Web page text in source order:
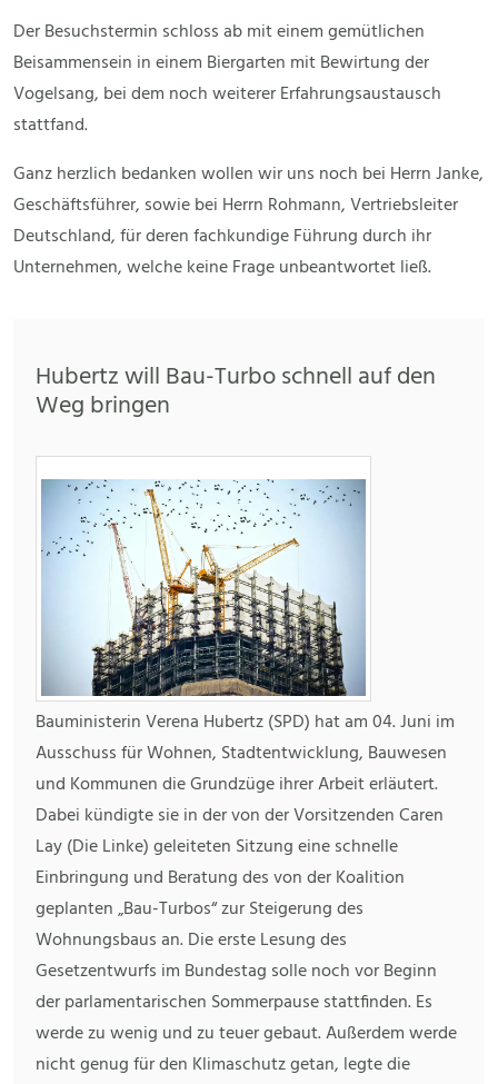
Der Besuchstermin schloss ab mit einem gemütlichen
Beisammensein in einem Biergarten mit Bewirtung der
Vogelsang, bei dem noch weiterer Erfahrungsaustausch
stattfand.
Ganz herzlich bedanken wollen wir uns noch bei Herrn Janke,
Geschäftsführer, sowie bei Herrn Rohmann, Vertriebsleiter
Deutschland, für deren fachkundige Führung durch ihr
Unternehmen, welche keine Frage unbeantwortet ließ.
Hubertz will Bau-Turbo schnell auf den
Weg bringen
Bauministerin Verena Hubertz (SPD) hat am 04. Juni im
Ausschuss für Wohnen, Stadtentwicklung, Bauwesen
und Kommunen die Grundzüge ihrer Arbeit erläutert.
Dabei kündigte sie in der von der Vorsitzenden Caren
Lay (Die Linke) geleiteten Sitzung eine schnelle
Einbringung und Beratung des von der Koalition
geplanten „Bau-Turbos“ zur Steigerung des
Wohnungsbaus an. Die erste Lesung des
Gesetzentwurfs im Bundestag solle noch vor Beginn
der parlamentarischen Sommerpause stattfinden. Es
werde zu wenig und zu teuer gebaut. Außerdem werde
nicht genug für den Klimaschutz getan, legte die